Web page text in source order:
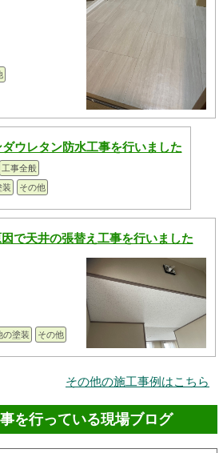
ウレタン防水工事を行いました
工事全般
装
その他
で天井の張替え工事を行いました
の塗装 その他
その他の施工事例はこちら
を行っている現場ブログ